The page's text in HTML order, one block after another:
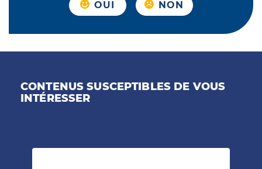
OUI NON
CONTENUS SUSCEPTIBLES DE VOUS
INTÉRESSER